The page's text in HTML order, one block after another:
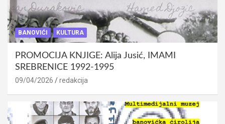
BANOVIĆI KULTURA
PROMOCIJA KNJIGE: Alija Jusić, IMAMI
SREBRENICE 1992-1995
09/04/2026 redakcija